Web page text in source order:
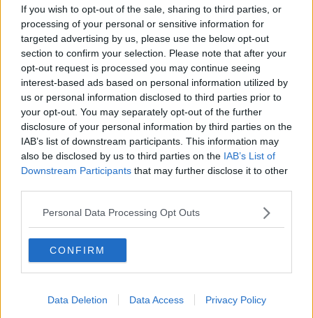
If you wish to opt-out of the sale, sharing to third parties, or
processing of your personal or sensitive information for
targeted advertising by us, please use the below opt-out
section to confirm your selection. Please note that after your
opt-out request is processed you may continue seeing
interest-based ads based on personal information utilized by
us or personal information disclosed to third parties prior to
your opt-out. You may separately opt-out of the further
disclosure of your personal information by third parties on the
IAB’s list of downstream participants. This information may
also be disclosed by us to third parties on the IAB’s List of
Downstream Participants that may further disclose it to other
Personal Data Processing Opt Outs
CONFIRM
Data Deletion Data Access Privacy Policy
queste 195.956 sono prime dosi, 177.534 seconde e 16.087 terze.
Lieve calo dei ricoveri a "Le Scotte".All'ospedale senese ci sono
30 pazienti (ieri 32) e di questi3 si trovano in "Terapia
Intensiva" , 25 nel setting di media intensità, 1 in degenza
ordinaria, 1 in area pediatrica. L' Azienda Ospedaliera
Universitariarende noto che rispetto a ieri ci sono stati 2nuovi
ingressie 4 dimissione.
Per quanto riguardal'Area Vasta, invece, nell'ospedale di Arezzo ci
sono sempre 5 pazienti e di questi 4 si trovano in degenza Covid e
1 in "Rianimazione". Al "Misericordia" di Grosseto i ricoverati sono
23, compresi i 3 casi in "Terapia Intensiva".
Attualmente sono 651i senesi ancora contagiati, mentre
perché
contatti di caso.
Nell'interaArea Vastai nuovi positivi sono 27 (ieri 68) e di questi 27
risiedono nell'Aretino, 20 nel Senese, 20 nel Grossetano, 1 extra